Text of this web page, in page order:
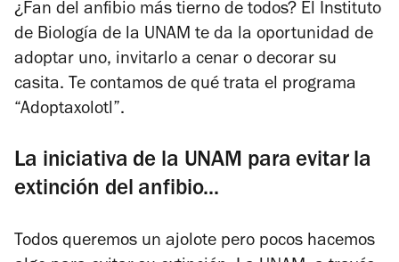
¿Fan del anfibio más tierno de todos? El Instituto
de Biología de la UNAM te da la oportunidad de
adoptar uno, invitarlo a cenar o decorar su
casita. Te contamos de qué trata el programa
“Adoptaxolotl”.
La iniciativa de la UNAM para evitar la
extinción del anfibio...
Todos queremos un ajolote pero pocos hacemos